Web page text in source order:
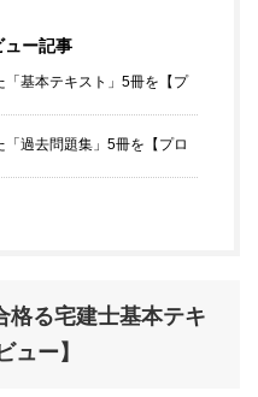
ュー記事
基本テキスト」5冊を【プ
過去問題集」5冊を【プロ
格る宅建士基本テキ
ュー】